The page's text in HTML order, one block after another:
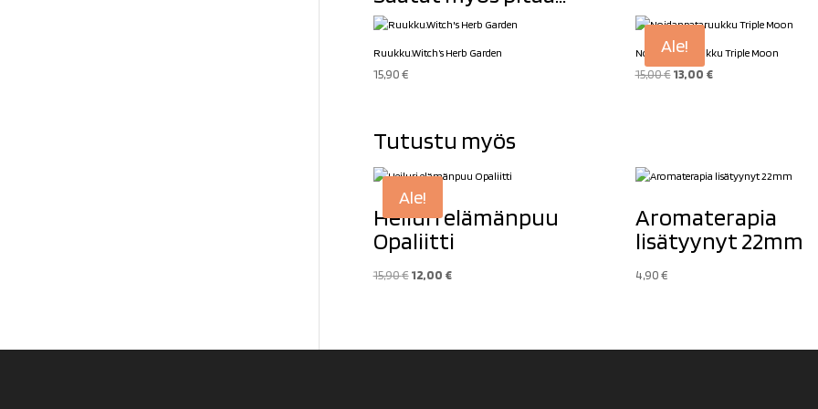
Ruukku.Witch’s Herb Garden
15,90€
Ale!
Noidanpataruukku Triple Moon
15,00€ Alkuperäinen
13,00 €Nykyinen
Tutustu myös
Ale!
Heiluri elämänpuu
Opaliitti
15,90€ Alkuperäinen
12,00 €Nykyinen
Aromaterapia
lisätyynyt 22mm
4,90€